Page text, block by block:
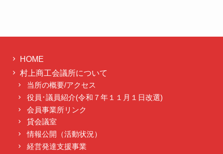
HOME
村上商工会議所について
当所の概要/アクセス
役員･議員紹介(令和７年１１月１日改選)
会員事業所リンク
貸会議室
情報公開（活動状況）
経営発達支援事業